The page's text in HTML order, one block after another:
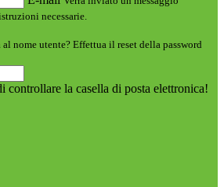
necessarie.
nome utente? Effettua il reset della password
controllare la casella di posta elettronica!